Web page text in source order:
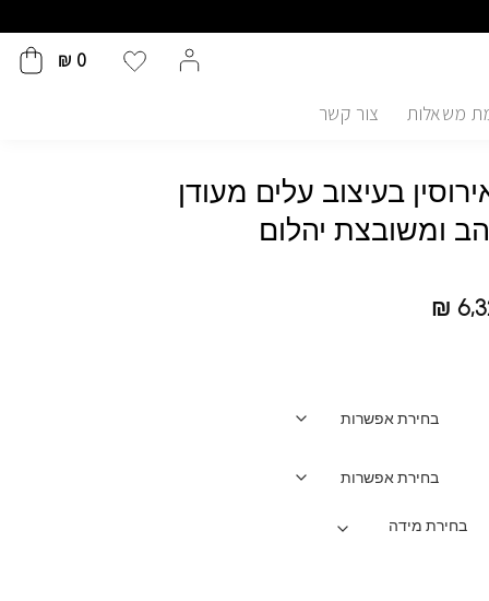
₪ 0
משאלות צור קשר
בעיצוב עלים מעודן
ומשובצת יהלום
₪